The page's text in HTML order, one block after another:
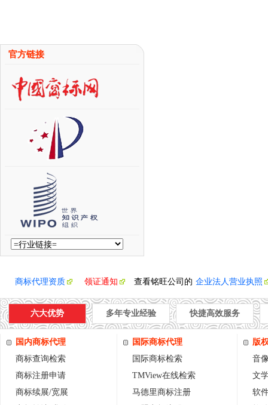
官方链接
商标代理资质 领证通知 查看铭旺公司的 企业法人营业执照
六大优势 多年专业经验 快捷高效服务
国内商标代理
商标查询检索
商标注册申请
商标续展/宽展
国际商标代理
国际商标检索
TMView在线检索
马德里商标注册
版
音
文
软